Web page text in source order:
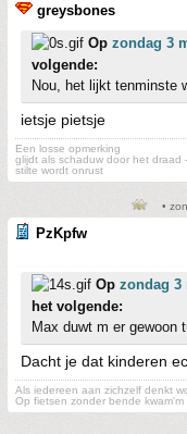
greysbones
Op zondag 3
volgende:
Nou, het lijkt tenminste
ietsje pietsje
Een losse opmerking
glijdt als schaduw door het
stilte wordt onrust
•
PzKpfw
Op zondag 3
het volgende:
Max duwt m er gewoon
Dacht je dat kinderen
Als iedereen aan zichzelf denkt
Op fietsen zonder bende